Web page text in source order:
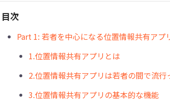
目次
Part 1: 若者を中心になる位置情報共有アプ
1.位置情報共有アプリとは
2.位置情報共有アプリは若者の間で流行
3.位置情報共有アプリの基本的な機能